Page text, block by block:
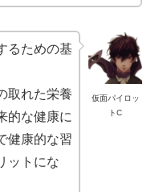
仮面パイロッ
トC
るための基
取れた栄養
的な健康に
健康的な習
ットにな